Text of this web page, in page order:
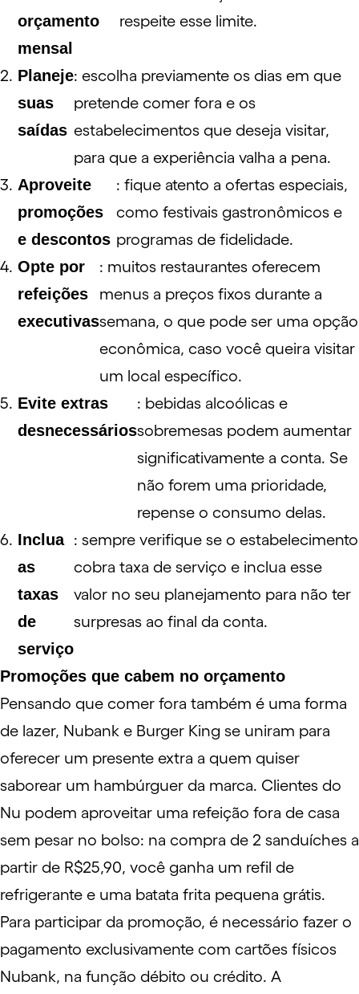
orçamento
mensal
respeite esse limite.
Planeje
suas
saídas
: escolha previamente os dias em que
pretende comer fora e os
estabelecimentos que deseja visitar,
para que a experiência valha a pena.
Aproveite
promoções
e descontos
: fique atento a ofertas especiais,
como festivais gastronômicos e
programas de fidelidade.
Opte por
refeições
executivas
: muitos restaurantes oferecem
menus a preços fixos durante a
semana, o que pode ser uma opção
econômica, caso você queira visitar
um local específico.
Evite extras
desnecessários
: bebidas alcoólicas e
sobremesas podem aumentar
significativamente a conta. Se
não forem uma prioridade,
repense o consumo delas.
Inclua
as
taxas
de
serviço
: sempre verifique se o estabelecimento
cobra taxa de serviço e inclua esse
valor no seu planejamento para não ter
surpresas ao final da conta.
Promoções que cabem no orçamento
Pensando que comer fora também é uma forma
de lazer, Nubank e Burger King se uniram para
oferecer um presente extra a quem quiser
saborear um hambúrguer da marca. Clientes do
Nu podem aproveitar uma refeição fora de casa
sem pesar no bolso: na compra de 2 sanduíches a
partir de R$25,90, você ganha um refil de
refrigerante e uma batata frita pequena grátis.
Para participar da promoção, é necessário fazer o
pagamento exclusivamente com cartões físicos
Nubank, na função débito ou crédito. A